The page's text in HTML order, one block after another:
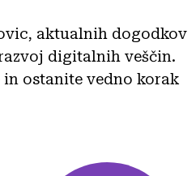
aktualnih dogodkov
digitalnih veščin.
in ostanite vedno korak